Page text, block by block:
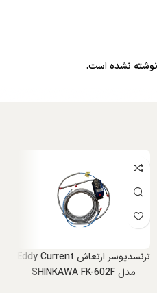
نشده است.
ترنسدیوسر ارتعاش Eddy Current
مدل SHINKAWA FK-602F